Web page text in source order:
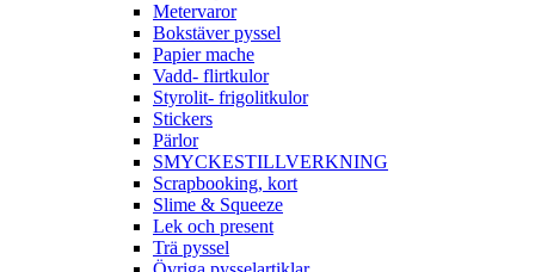
Metervaror
Bokstäver pyssel
Papier mache
Vadd- flirtkulor
Styrolit- frigolitkulor
Stickers
Pärlor
SMYCKESTILLVERKNING
Scrapbooking, kort
Slime & Squeeze
Lek och present
Trä pyssel